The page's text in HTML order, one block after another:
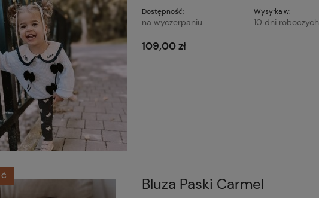
Dostępność:
na wyczerpaniu
Wysyłka w:
10 dni roboczych
109,00 zł
Bluza Paski Carmel